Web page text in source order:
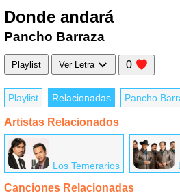
Donde andará
Pancho Barraza
Playlist Ver Letra 0
Playlist Relacionadas Pancho
Artistas Relacionados
Los Temerarios
Canciones Relacionadas